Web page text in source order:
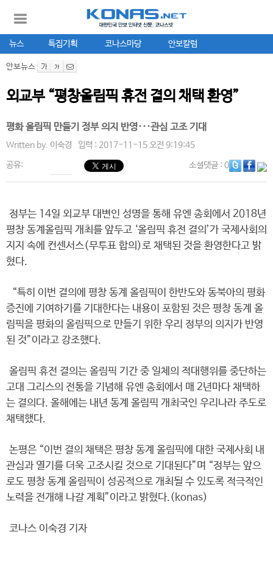
뉴스 특집기획 코나스마당 안보칼럼
안보뉴스
외교부 “평창올림픽 휴전 결의 채택 환영”
평화 올림픽 만들기 정부 의지 반영···관심 고조 기대
Written by. 이숙경 입력 : 2017-11-15 오전 9:19:45
공유: 소셜댓글: 0
정부는 14일 외교부 대변인 성명을 통해 유엔 총회에서 2018년
평창 동계올림픽 개최를 앞두고 ‘올림픽 휴전 결의’가 국제사회의
지지 속에 컨센서스(무투표 합의)로 채택된 것을 환영한다고 밝
혔다.
“특히 이번 결의에 평창 동계 올림픽이 한반도와 동북아의 평화
증진에 기여하기를 기대한다는 내용이 포함된 것은 평창 동계 올
림픽을 평화의 올림픽으로 만들기 위한 우리 정부의 의지가 반영
된 것”이라고 강조했다.
올림픽 휴전 결의는 올림픽 기간 중 일체의 적대행위를 중단하는
고대 그리스의 전통을 기념해 유엔 총회에서 매 2년마다 채택하
는 결의다. 올해에는 내년 동계 올림픽 개최국인 우리나라 주도로
채택했다.
논평은 “이번 결의 채택은 평창 동계 올림픽에 대한 국제사회 내
관심과 열기를 더욱 고조시킬 것으로 기대된다”며 “정부는 앞으
로도 평창 동계 올림픽이 성공적으로 개최될 수 있도록 적극적인
노력을 전개해 나갈 계획”이라고 밝혔다.(konas)
코나스 이숙경 기자